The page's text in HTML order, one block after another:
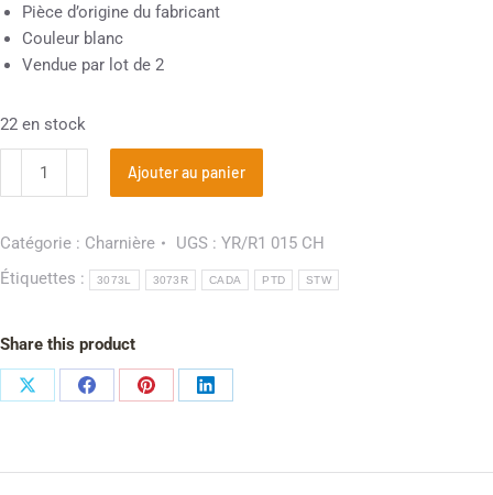
Pièce d’origine du fabricant
Couleur blanc
Vendue par lot de 2
22 en stock
Ajouter au panier
Catégorie : Charnière UGS : YR/R1 015 CH
Étiquettes :
3073L 3073R CADA PTD STW
Share this product